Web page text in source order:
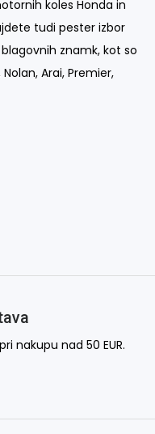
koles Honda in
tudi pester izbor
znamk, kot so
Arai, Premier,
nakupu nad 50 EUR.